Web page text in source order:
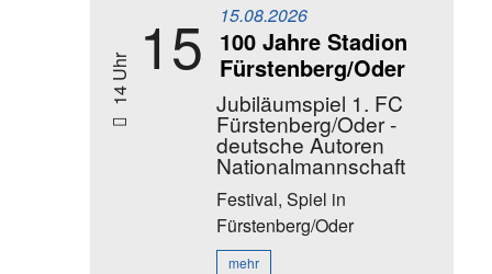
14 Uhr 15 15.08.2026
100 Jahre Stadion
Fürstenberg/Oder
Jubiläumspiel 1. FC
Fürstenberg/Oder -
deutsche Autoren
Nationalmannschaft
Festival, Spiel in
Fürstenberg/Oder
mehr